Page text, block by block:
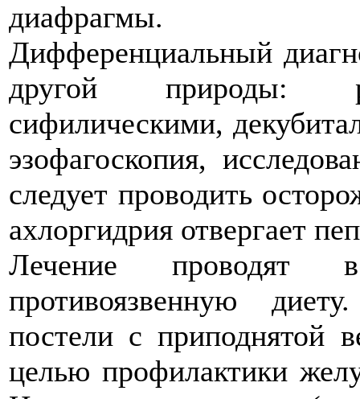
диафрагмы.
Дифференциальный
другой природы:
сифилическими,
эзофагоскопия,
следует проводить
ахлоргидрия отвергает
Лечение проводят
противоязвенную
постели с приподнятой
целью профилактики